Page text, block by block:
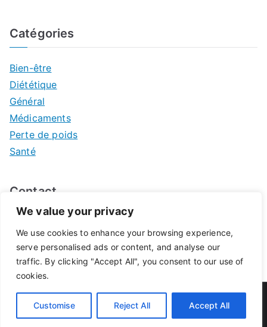
We value your privacy
We use cookies to enhance your browsing experience,
serve personalised ads or content, and analyse our
traffic. By clicking "Accept All", you consent to our use of
cookies.
Customise Reject All Accept All
Catégories
Bien-être
Diététique
Général
Médicaments
Perte de poids
Santé
Contact
© 2026Pharmacie de Pontivy. Propulsé parZakraet
WordPress